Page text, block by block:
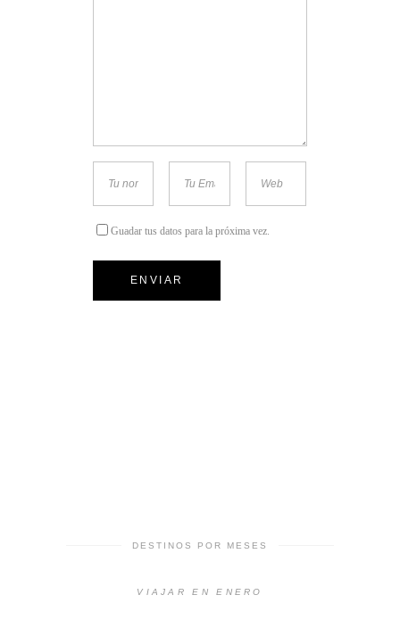
Guadar tus datos para la próxima vez.
DESTINOS POR MESES
VIAJAR EN ENERO